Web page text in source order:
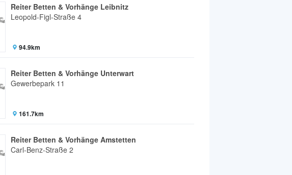
Reiter Betten & Vorhänge Leibnitz
Leopold-Figl-Straße 4
94.9km
Reiter Betten & Vorhänge Unterwart
Gewerbepark 11
161.7km
Reiter Betten & Vorhänge Amstetten
Carl-Benz-Straße 2